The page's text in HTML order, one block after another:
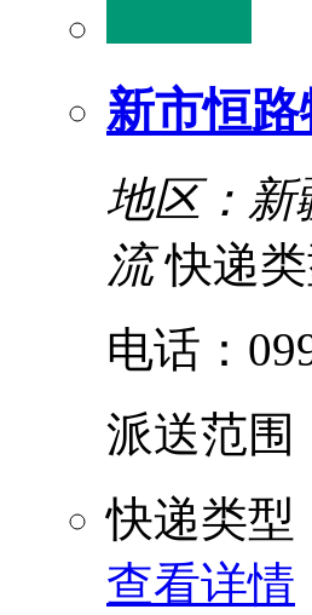
新市恒路
地区：新
流 快递
电话：
派送范围
快递类型
查看详情